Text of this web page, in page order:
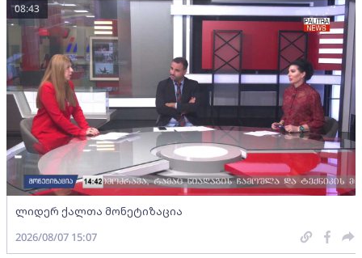
ლიდერ ქალთა მონეტიზაცია
08:43
2026/08/07 15:07